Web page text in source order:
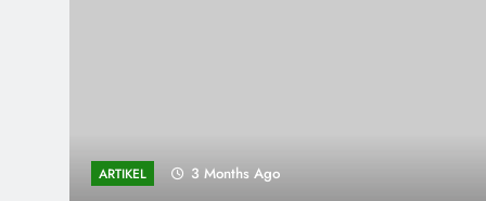
ARTIKEL 3 Months Ago